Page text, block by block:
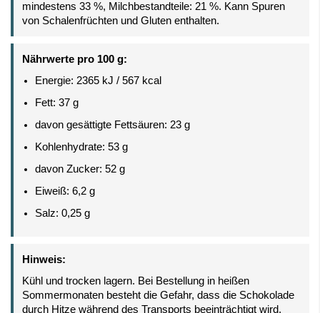
mindestens 33 %, Milchbestandteile: 21 %. Kann Spuren
von Schalenfrüchten und Gluten enthalten.
Nährwerte pro 100 g:
Energie: 2365 kJ / 567 kcal
Fett: 37 g
davon gesättigte Fettsäuren: 23 g
Kohlenhydrate: 53 g
davon Zucker: 52 g
Eiweiß: 6,2 g
Salz: 0,25 g
Hinweis:
Kühl und trocken lagern. Bei Bestellung in heißen
Sommermonaten besteht die Gefahr, dass die Schokolade
durch Hitze während des Transports beeinträchtigt wird.